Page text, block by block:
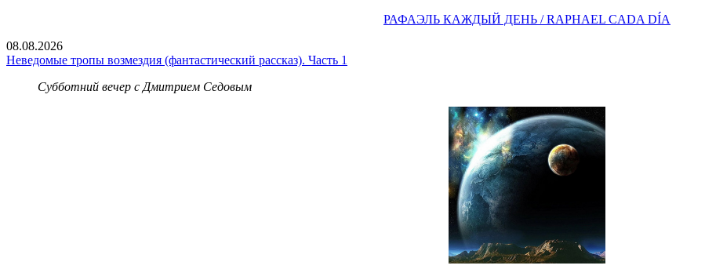
РАФАЭЛЬ КАЖДЫЙ ДЕНЬ / RAPHAEL CADA DÍA
08.08.2026
Неведомые тропы возмездия (фантастический рассказ). Часть 1
Субботний вечер с Дмитрием Седовым